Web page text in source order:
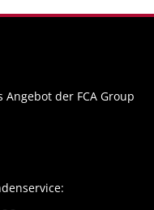
Angebot der FCA Group